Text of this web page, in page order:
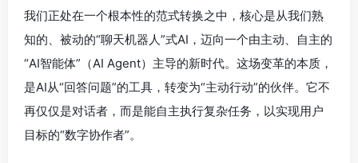
我们正处在一个根本性的范式转换之中，核心是从我们熟
知的、被动的“聊天机器人”式AI，迈向一个由主动、自主的
“AI智能体”（AI Agent）主导的新时代。这场变革的本质，
是AI从“回答问题”的工具，转变为“主动行动”的伙伴。它不
再仅仅是对话者，而是能自主执行复杂任务，以实现用户
目标的“数字协作者”。